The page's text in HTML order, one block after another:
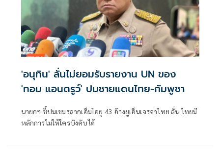
'อนุทิน' ลั่นไม่ยอมรับรายงาน UN ของ
'ทอม แอนดรูว์' ปมชายแดนไทย-กัมพูชา
นายกฯ ชี้ปมเขมรลากเอ็มโอยู 43 อ้างยูเอ็นเจรจาไทย ลั่น ไทยมี
หลักการไม่ให้ใครบังคับได้